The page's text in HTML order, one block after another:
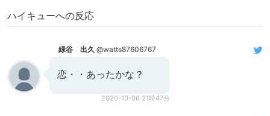
ハイキューへの反応
緑谷 出久 @watts87606767
恋・・あったかな？
2020-10-06 21時47分